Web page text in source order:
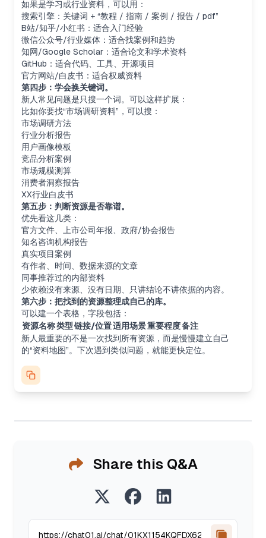
如果是学习或行业资料，可以用：
搜索引擎：关键词 + “教程 / 指南 / 案例 / 报告 / pdf”
B站/知乎/小红书：适合入门经验
微信公众号/行业媒体：适合找案例和趋势
知网/Google Scholar：适合论文和学术资料
GitHub：适合代码、工具、开源项目
官方网站/白皮书：适合权威资料
第四步：学会换关键词。
新人常见问题是只搜一个词。可以这样扩展：
比如你要找“市场调研资料”，可以搜：
市场调研方法
行业分析报告
用户画像模板
竞品分析案例
市场规模测算
消费者洞察报告
XX行业白皮书
第五步：判断资源是否靠谱。
优先看这几类：
官方文件、上市公司年报、政府/协会报告
知名咨询机构报告
真实项目案例
有作者、时间、数据来源的文章
同事推荐过的内部资料
少依赖没有来源、没有日期、只讲结论不讲依据的内容。
第六步：把找到的资源整理成自己的库。
可以建一个表格，字段包括：
资源名称类型链接/位置适用场景重要程度备注
新人最重要的不是一次找到所有资源，而是慢慢建立自己
的“资料地图”。下次遇到类似问题，就能更快定位。
Share this Q&A